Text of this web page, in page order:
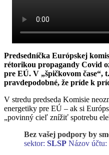
Predsedníčka Európskej
rétorikou propagandy Covid
pre EÚ. V „špičkovom čase“,
pravdepodobné, že príde k
V stredu predseda Komisie
energetiky pre EÚ – ak si
„povinný cieľ znížiť spotrebu
Bez vašej podpory by
sektor: SLSP Názov účtu: